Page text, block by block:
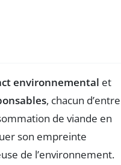
environnemental et
, chacun d’entre
de viande en
son empreinte
de l’environnement.